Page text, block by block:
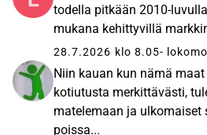
Maailman kauppajärjestön
Vietnamista on tullut
yrityksille: vuonna 2021 sinne
sijoituksia noin 20 miljardin
verran. Vietnamin kilpailukyky mahdollistaa
palkkatulojen kasvun yli 10
PYN Elite on salkussaan
todella pitkään 2010-
mukana kehittyvillä
28.7.2026 klo 8.05-
Niin kauan kun nämä
kotiutusta merkittävästi,
matelemaan ja
poissa...